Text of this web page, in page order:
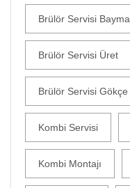
Brülör Servisi
Brülör Servisi Üret
Brülör Servisi Gökçe
Kombi Servisi
Kombi Montajı